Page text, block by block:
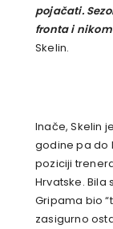
pojačati.
fronta i
Skelin.
Inače, Skelin
godine pa do
poziciji
Hrvatske. Bila
Gripama bio
zasigurno